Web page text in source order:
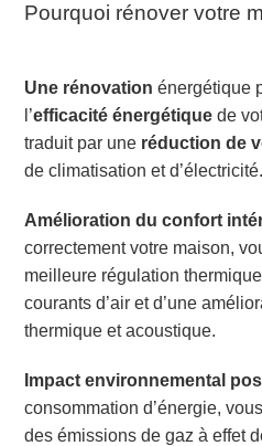
Pourquoi rénover votre
Une rénovation énergétique
l’efficacité énergétique de
traduit par une réduction de
de climatisation et d’électricité.
Amélioration du confort
correctement votre maison,
meilleure régulation
courants d’air et d’une
thermique et acoustique.
Impact environnemental
consommation d’énergie,
des émissions de gaz à effet